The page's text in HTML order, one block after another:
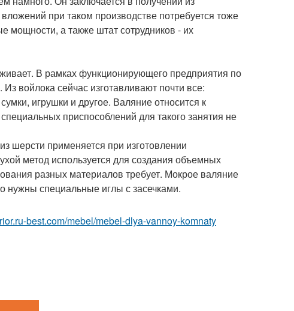
при таком производстве потребуется тоже
мощности, а также штат сотрудников - их
В рамках функционирующего предприятия по
войлока сейчас изготавливают почти все:
игрушки и другое. Валяние относится к
приспособлений для такого занятия не
шерсти применяется при изготовлении
метод используется для создания объемных
разных материалов требует. Мокрое валяние
нужны специальные иглы с засечками.
best.com/mebel/mebel-dlya-vannoy-komnaty